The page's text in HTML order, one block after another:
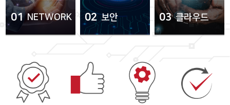
01 NETWORK 02 보안 03 클라우드